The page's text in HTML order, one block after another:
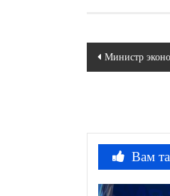
Министр
Вам